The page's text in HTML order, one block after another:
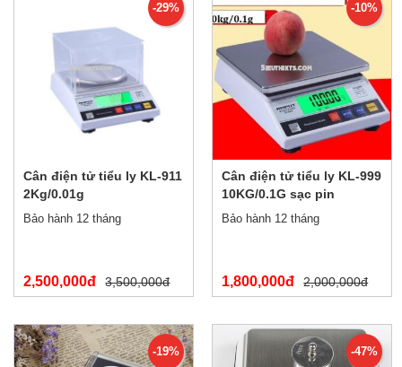
-29%
Cân điện tử tiểu ly KL-911
2Kg/0.01g
Bảo hành 12 tháng
2,500,000đ 3,500,000đ
-10%
Cân điện tử tiểu ly KL-999
10KG/0.1G sạc pin
Bảo hành 12 tháng
1,800,000đ 2,000,000đ
-19% -47%